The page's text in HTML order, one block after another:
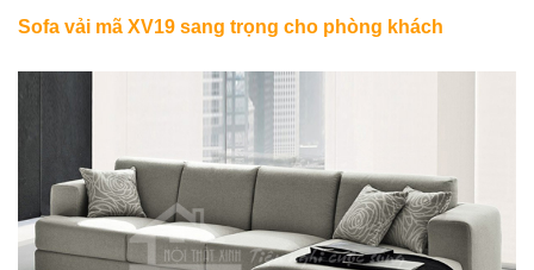
Sofa vải mã XV19 sang trọng cho phòng khách